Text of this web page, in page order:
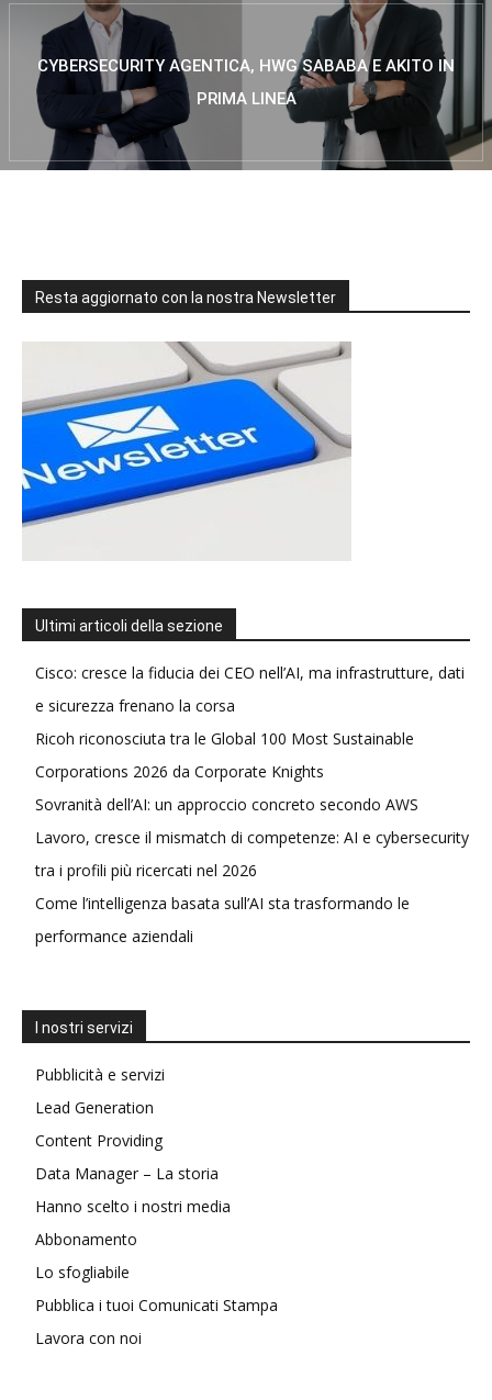
CYBERSECURITY AGENTICA, HWG SABABA E AKITO IN
PRIMA LINEA
Resta aggiornato con la nostra Newsletter
Ultimi articoli della sezione
Cisco: cresce la fiducia dei CEO nell’AI, ma infrastrutture, dati
e sicurezza frenano la corsa
Ricoh riconosciuta tra le Global 100 Most Sustainable
Corporations 2026 da Corporate Knights
Sovranità dell’AI: un approccio concreto secondo AWS
Lavoro, cresce il mismatch di competenze: AI e cybersecurity
tra i profili più ricercati nel 2026
Come l’intelligenza basata sull’AI sta trasformando le
performance aziendali
I nostri servizi
Pubblicità e servizi
Lead Generation
Content Providing
Data Manager – La storia
Hanno scelto i nostri media
Abbonamento
Lo sfogliabile
Pubblica i tuoi Comunicati Stampa
Lavora con noi